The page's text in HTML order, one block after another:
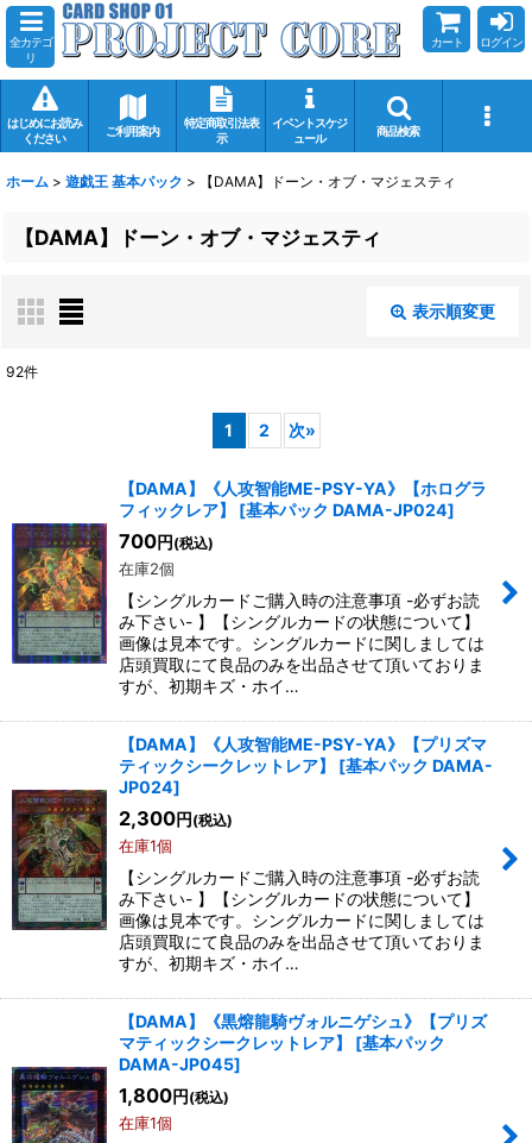
全カテゴ
リ
カート ログイン
はじめにお読み
ください
ご利用案内
特定商取引法表
示
イベントスケジ
ュール
商品検索
ホーム > 遊戯王 基本パック > 【DAMA】ドーン・オブ・マジェスティ
【DAMA】ドーン・オブ・マジェスティ
表示順変更
92件
1 2 次»
【DAMA】《人攻智能ME-PSY-YA》【ホログラ
フィックレア】
[基本パック DAMA-JP024]
700円 (税込)
在庫2個
【シングルカードご購入時の注意事項 -必ずお読
み下さい- 】【シングルカードの状態について】
画像は見本です。シングルカードに関しましては
店頭買取にて良品のみを出品させて頂いておりま
すが、初期キズ・ホイ…
【DAMA】《人攻智能ME-PSY-YA》【プリズマ
ティックシークレットレア】
[基本パック DAMA-
JP024]
2,300円 (税込)
在庫1個
【シングルカードご購入時の注意事項 -必ずお読
み下さい- 】【シングルカードの状態について】
画像は見本です。シングルカードに関しましては
店頭買取にて良品のみを出品させて頂いておりま
すが、初期キズ・ホイ…
【DAMA】《黒熔龍騎ヴォルニゲシュ》【プリズ
マティックシークレットレア】
[基本パック
DAMA-JP045]
1,800円 (税込)
在庫1個